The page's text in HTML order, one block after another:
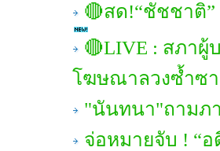
🔴สด!“ชัชชาติ”
🔴LIVE : สภาผู้
โฆษณาลวงซ้ำซ
"นันทนา"ถามภ
จ่อหมายจับ ! “